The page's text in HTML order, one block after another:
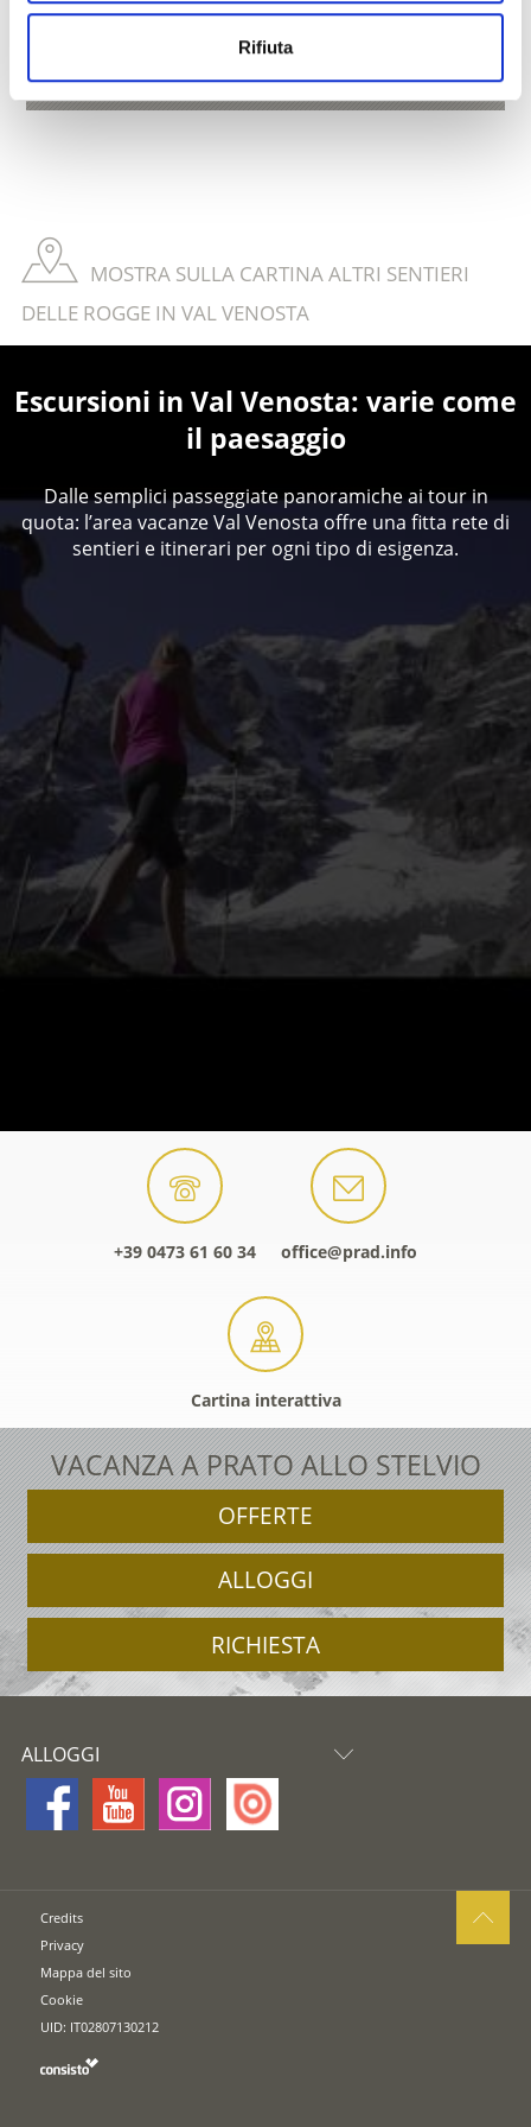
Rifiuta
2:00 h
373 hm
5,9 km
MOSTRA SULLA CARTINA ALTRI SENTIERI
DELLE ROGGE IN VAL VENOSTA
Escursioni in Val Venosta: varie come
il paesaggio
Dalle semplici passeggiate panoramiche ai tour in
quota: l’area vacanze Val Venosta offre una fitta rete di
sentieri e itinerari per ogni tipo di esigenza.
+39 0473 61 60 34 office@prad.info
Cartina interattiva
VACANZA A PRATO ALLO STELVIO
OFFERTE
ALLOGGI
RICHIESTA
ALLOGGI
Credits
Privacy
Mappa del sito
Cookie
UID: IT02807130212